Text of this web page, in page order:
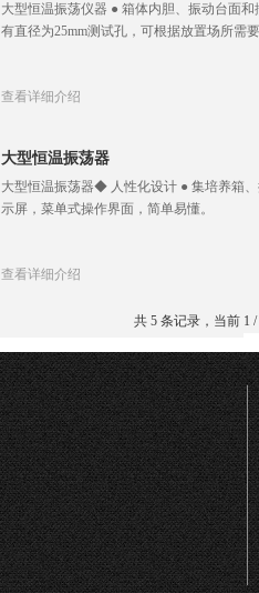
大型恒温振荡仪器 ● 箱体内胆、振动台面
有直径为25mm测试孔，可根据放置场所需
查看详细介绍
大型恒温振荡器
大型恒温振荡器◆ 人性化设计 ● 集培养箱
示屏，菜单式操作界面，简单易懂。
查看详细介绍
共 5 条记录，当前